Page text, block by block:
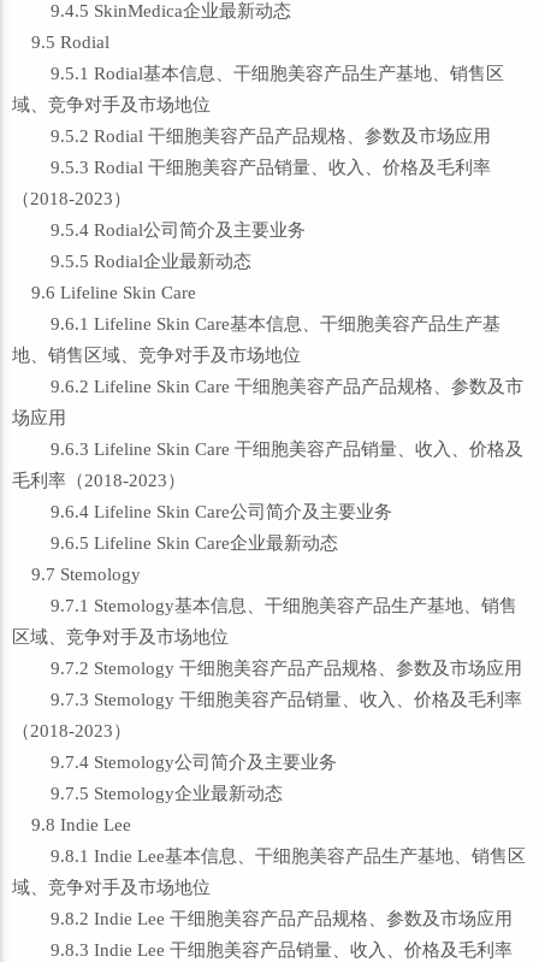
9.4.5 SkinMedica企业最新动态
9.5 Rodial
9.5.1 Rodial基本信息、干细胞美容产品生产基地、销售区
域、竞争对手及市场地位
9.5.2 Rodial 干细胞美容产品产品规格、参数及市场应用
9.5.3 Rodial 干细胞美容产品销量、收入、价格及毛利率
（2018-2023）
9.5.4 Rodial公司简介及主要业务
9.5.5 Rodial企业最新动态
9.6 Lifeline Skin Care
9.6.1 Lifeline Skin Care基本信息、干细胞美容产品生产基
地、销售区域、竞争对手及市场地位
9.6.2 Lifeline Skin Care 干细胞美容产品产品规格、参数及市
场应用
9.6.3 Lifeline Skin Care 干细胞美容产品销量、收入、价格及
毛利率（2018-2023）
9.6.4 Lifeline Skin Care公司简介及主要业务
9.6.5 Lifeline Skin Care企业最新动态
9.7 Stemology
9.7.1 Stemology基本信息、干细胞美容产品生产基地、销售
区域、竞争对手及市场地位
9.7.2 Stemology 干细胞美容产品产品规格、参数及市场应用
9.7.3 Stemology 干细胞美容产品销量、收入、价格及毛利率
（2018-2023）
9.7.4 Stemology公司简介及主要业务
9.7.5 Stemology企业最新动态
9.8 Indie Lee
9.8.1 Indie Lee基本信息、干细胞美容产品生产基地、销售区
域、竞争对手及市场地位
9.8.2 Indie Lee 干细胞美容产品产品规格、参数及市场应用
9.8.3 Indie Lee 干细胞美容产品销量、收入、价格及毛利率